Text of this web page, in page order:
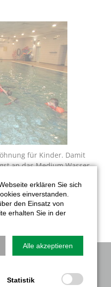
für Kinder. Damit
an das Medium Wasser
Schwimmen an. Unsere
spielen und
als auch in der Gruppe.
erklären Sie sich
einverstanden.
den Einsatz von
erhalten Sie in der
Alle akzeptieren
Statistik